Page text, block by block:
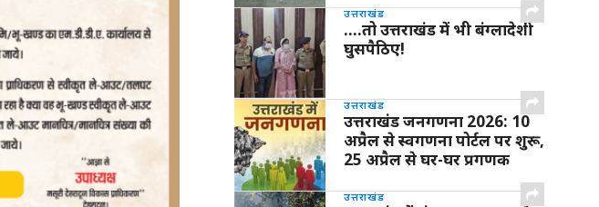
उत्तराखंड
….तो उत्तराखंड में भी बंग्लादेशी
घुसपैठिए!
उत्तराखंड
उत्तराखंड जनगणना 2026: 10
अप्रैल से स्वगणना पोर्टल पर शुरू,
25 अप्रैल से घर-घर प्रगणक
उत्तराखंड